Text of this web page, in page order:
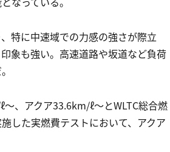
特に中速域での力感の強さが際立
象も強い。高速道路や坂道など負荷
、アクア33.6km/ℓ〜とWLTC総合燃
した実燃費テストにおいて、アクア